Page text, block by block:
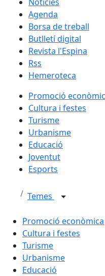
Agenda
Borsa de treball
Butlletí digital
Revista l'Espina
Rss
Hemeroteca
Promoció
Cultura i festes
Turisme
Urbanisme
Educació
Joventut
Esports
Temes
Promoció econòmica
Cultura i festes
Turisme
Urbanisme
Educació